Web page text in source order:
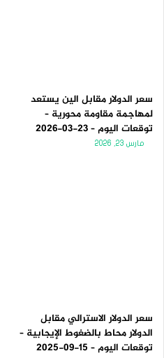
سعر الدولار مقابل الين يستعد
لمهاجمة مقاومة محورية –
توقعات اليوم – 23-03-2026
مارس 23, 2026
سعر الدولار الاسترالي مقابل
الدولار محاط بالضغوط الإيجابية –
توقعات اليوم – 15-09-2025